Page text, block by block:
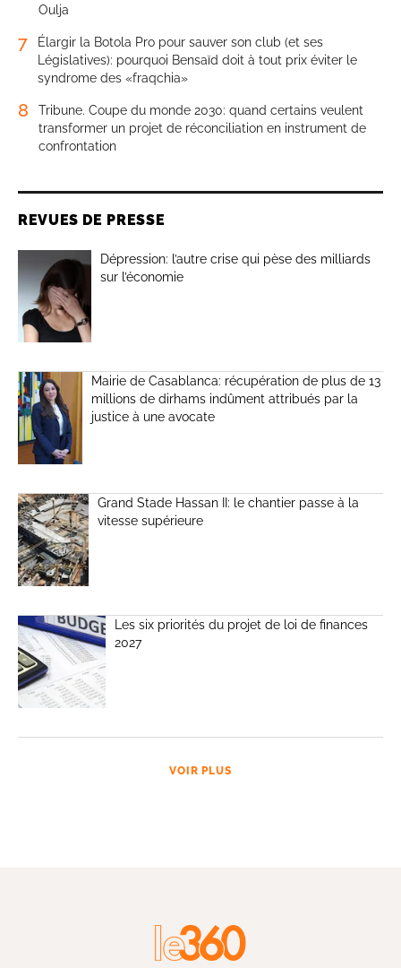
Oulja
7
Élargir la Botola Pro pour sauver son club (et ses
Législatives): pourquoi Bensaïd doit à tout prix éviter le
syndrome des «fraqchia»
8
Tribune. Coupe du monde 2030: quand certains veulent
transformer un projet de réconciliation en instrument de
confrontation
REVUES DE PRESSE
Dépression: l’autre crise qui pèse des milliards
sur l’économie
Mairie de Casablanca: récupération de plus de 13
millions de dirhams indûment attribués par la
justice à une avocate
Grand Stade Hassan II: le chantier passe à la
vitesse supérieure
Les six priorités du projet de loi de finances
2027
VOIR PLUS